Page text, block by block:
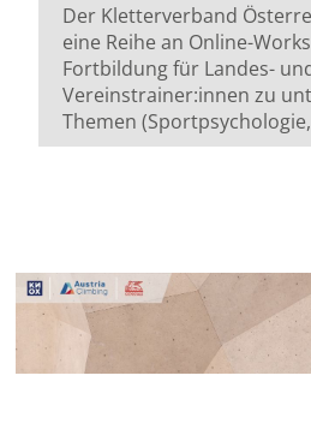
Der Kletterverband
eine Reihe an Online-
Fortbildung für Landes-
Vereinstrainer:innen zu
Themen